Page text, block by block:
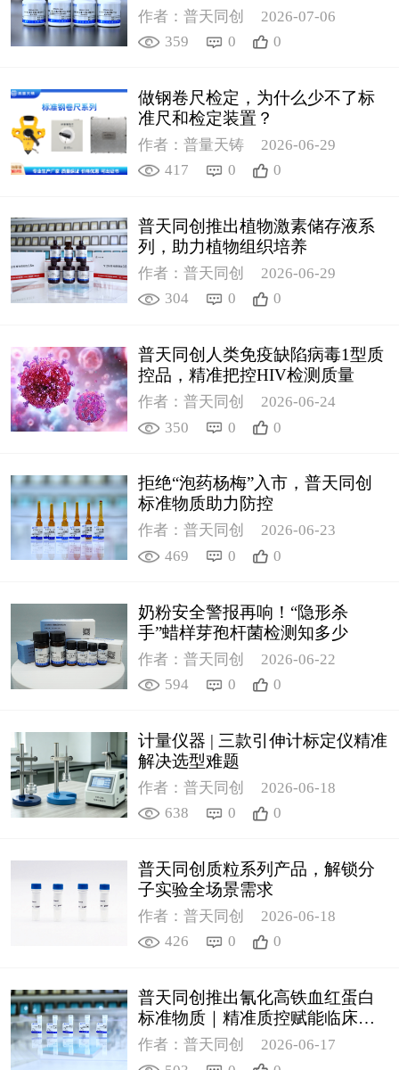
作者：普天同创
2026-07-06
359
0 0
做钢卷尺检定，为什么少不了标
准尺和检定装置？
作者：普量天铸
2026-06-29
417
0 0
普天同创推出植物激素储存液系
列，助力植物组织培养
作者：普天同创
2026-06-29
304
0 0
普天同创人类免疫缺陷病毒1型质
控品，精准把控HIV检测质量
作者：普天同创
2026-06-24
350
0 0
拒绝“泡药杨梅”入市，普天同创
标准物质助力防控
作者：普天同创
2026-06-23
469
0 0
奶粉安全警报再响！“隐形杀
手”蜡样芽孢杆菌检测知多少
作者：普天同创
2026-06-22
594
0 0
计量仪器 | 三款引伸计标定仪精准
解决选型难题
作者：普天同创
2026-06-18
638
0 0
普天同创质粒系列产品，解锁分
子实验全场景需求
作者：普天同创
2026-06-18
426
0 0
普天同创推出氰化高铁血红蛋白
标准物质｜精准质控赋能临床检
测
作者：普天同创
2026-06-17